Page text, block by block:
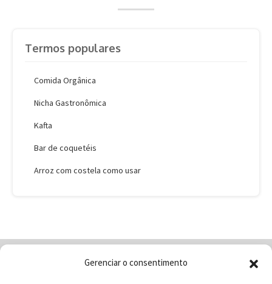
Gerenciar o consentimento
Termos populares
Comida Orgânica
Nicha Gastronômica
Kafta
Bar de coquetéis
Arroz com costela como usar